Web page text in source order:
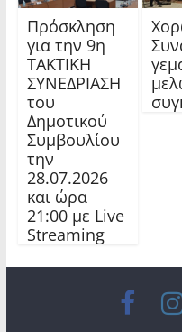
Πρόσκληση
για την 9η
ΤΑΚΤΙΚΗ
ΣΥΝΕΔΡΙΑΣΗ
του
Δημοτικού
Συμβουλίου
την
28.07.2026
και ώρα
21:00 με Live
Streaming